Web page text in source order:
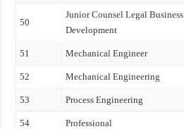
50
Junior Counsel Legal Business
Development
51 Mechanical Engineer
52 Mechanical Engineering
53 Process Engineering
54 Professional